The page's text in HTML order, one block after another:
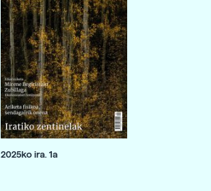
2025ko ira. 1a